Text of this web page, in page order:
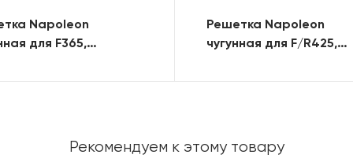
Napoleon
для F365,
Решетка Napoleon
чугунная для F/R425,
Рекомендуем к этому товару